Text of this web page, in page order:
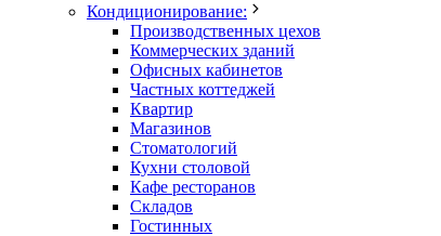
Кондиционирование:
Производственных цехов
Коммерческих зданий
Офисных кабинетов
Частных коттеджей
Квартир
Магазинов
Стоматологий
Кухни столовой
Кафе ресторанов
Складов
Гостинных